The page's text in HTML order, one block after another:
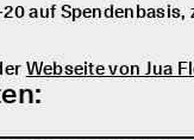
20 auf
Webseite von Jua